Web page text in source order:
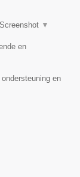
Screenshot ▼
en
en